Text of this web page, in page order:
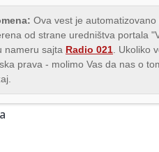
Ova vest je
od strane uredništva portala
nameru sajta Radio 021 . Ukoliko
prava - molimo Vas da nas o